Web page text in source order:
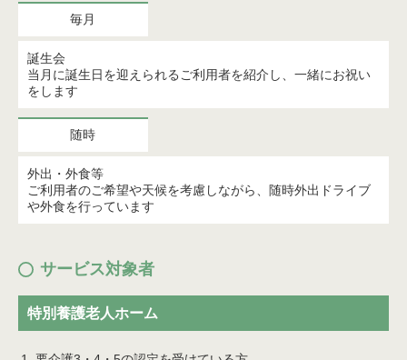
毎月
誕生会
当月に誕生日を迎えられるご利用者を紹介し、一緒にお祝い
をします
随時
外出・外食等
ご利用者のご希望や天候を考慮しながら、随時外出ドライブ
や外食を行っています
サービス対象者
特別養護老人ホーム